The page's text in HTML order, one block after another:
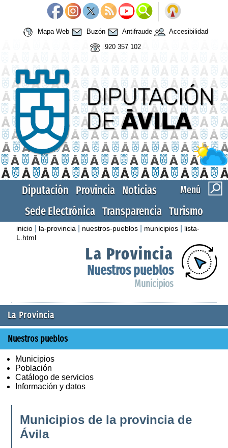
Mapa Web Buzón Antifraude
Accesibilidad
920 357 102
Menú
Diputación Provincia Noticias
Sede Electrónica Transparencia Turismo
inicio la-provincia nuestros-pueblos municipios
lista-
L.html
La Provincia
Nuestros pueblos
Municipios
La Provincia
Nuestros pueblos
Municipios
Población
Catálogo de servicios
Información y datos
Municipios de la provincia de
Ávila